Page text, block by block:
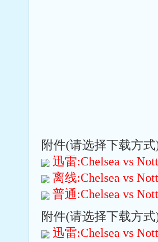
附件(请选择下载方
迅雷:Chelsea vs
离线:Chelsea vs
普通:Chelsea vs
附件(请选择下载方
迅雷:Chelsea vs